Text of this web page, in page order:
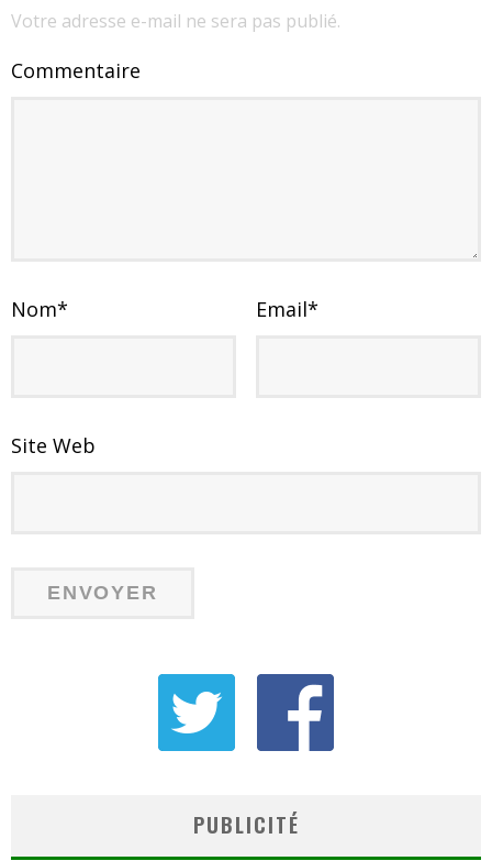
Votre adresse e-mail ne sera pas publié.
Commentaire
Nom* Email*
Site Web
PUBLICITÉ